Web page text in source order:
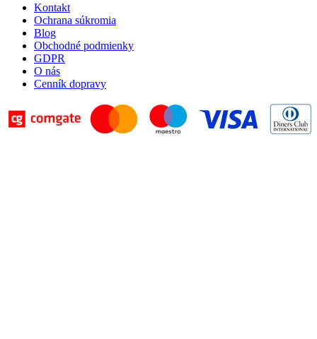
Kontakt
Ochrana súkromia
Blog
Obchodné podmienky
GDPR
O nás
Cenník dopravy